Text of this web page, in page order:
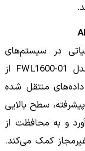
در سیستم‌های
ارتباطی بی‌سیم است. کارت لورا مدل FWL1600-01 از
منتقل شده
سطح بالایی
و به محافظت از
کمک می‌کند.